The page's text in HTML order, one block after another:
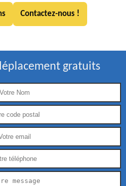
Contactez-nous !
gratuits